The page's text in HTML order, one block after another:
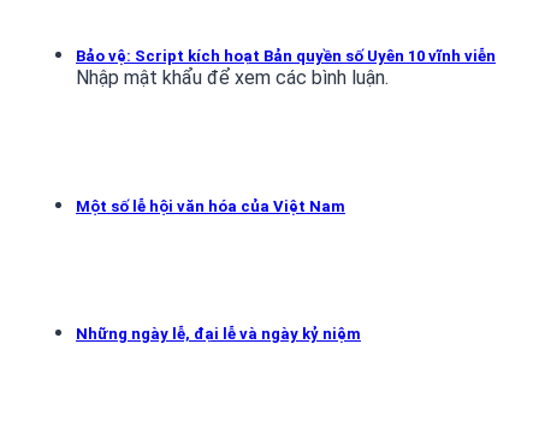
Bảo vệ: Script kích hoạt Bản quyền số Uyên 10 vĩnh viễn
Nhập mật khẩu để xem các bình luận.
Một số lễ hội văn hóa của Việt Nam
Những ngày lễ, đại lễ và ngày kỷ niệm